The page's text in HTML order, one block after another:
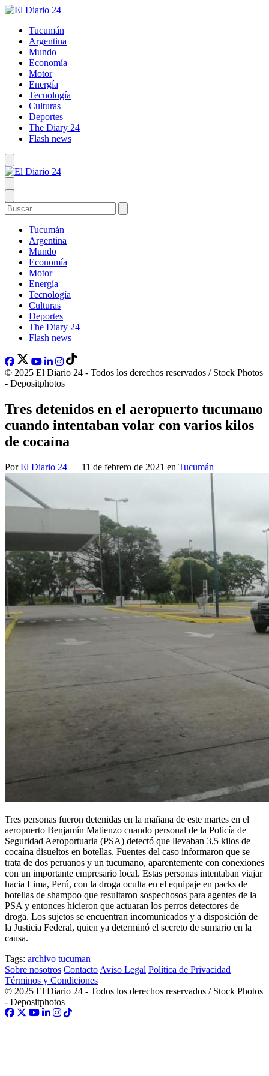
Tucumán
Argentina
Mundo
Economía
Motor
Energía
Tecnología
Culturas
Deportes
The Diary 24
Flash news
Tucumán
Argentina
Mundo
Economía
Motor
Energía
Tecnología
Culturas
Deportes
The Diary 24
Flash news
© 2025 El Diario 24 - Todos los derechos reservados / Stock Photos
- Depositphotos
Tres detenidos en el aeropuerto tucumano
cuando intentaban volar con varios kilos
de cocaína
PorEl Diario 24 — 11 de febrero de 2021 en Tucumán
Tres personas fueron detenidas en la mañana de este martes en el
aeropuerto Benjamín Matienzo cuando personal de la Policía de
Seguridad Aeroportuaria (PSA) detectó que llevaban 3,5 kilos de
cocaína disueltos en botellas. Fuentes del caso informaron que se
trata de dos peruanos y un tucumano, aparentemente con conexiones
con un importante empresario local. Estas personas intentaban viajar
hacia Lima, Perú, con la droga oculta en el equipaje en packs de
botellas de shampoo que resultaron sospechosos para agentes de la
PSA y entonces hicieron que actuaran los perros detectores de
droga. Los sujetos se encuentran incomunicados y a disposición de
la Justicia Federal, quien ya determinó el secreto de sumario en la
causa.
Tags: archivo tucuman
Sobre nosotros Contacto Aviso Legal Política de Privacidad
Términos y Condiciones
© 2025 El Diario 24 - Todos los derechos reservados / Stock Photos
- Depositphotos